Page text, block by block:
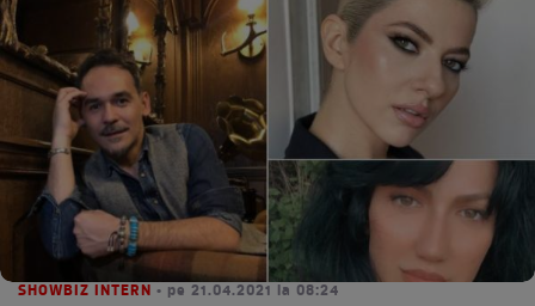
SHOWBIZ INTERN • pe 21.04.2021 la 08:24